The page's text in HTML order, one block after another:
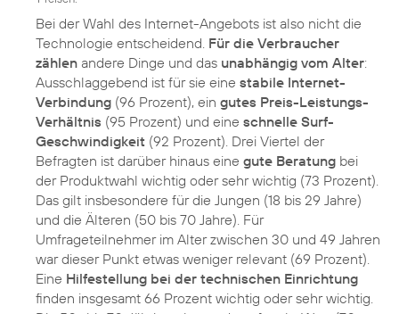
Bei der Wahl des Internet-Angebots ist also nicht die
Technologie entscheidend. Für die Verbraucher
zählen andere Dinge und das unabhängig vom Alter:
Ausschlaggebend ist für sie eine stabile Internet-
Verbindung (96 Prozent), ein gutes Preis-Leistungs-
Verhältnis (95 Prozent) und eine schnelle Surf-
Geschwindigkeit (92 Prozent). Drei Viertel der
Befragten ist darüber hinaus eine gute Beratung bei
der Produktwahl wichtig oder sehr wichtig (73 Prozent).
Das gilt insbesondere für die Jungen (18 bis 29 Jahre)
und die Älteren (50 bis 70 Jahre). Für
Umfrageteilnehmer im Alter zwischen 30 und 49 Jahren
war dieser Punkt etwas weniger relevant (69 Prozent).
Eine Hilfestellung bei der technischen Einrichtung
finden insgesamt 66 Prozent wichtig oder sehr wichtig.